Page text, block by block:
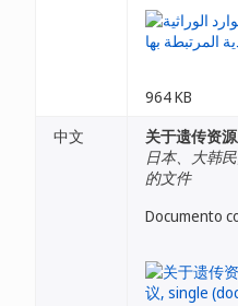
964 KB
中文
关于遗传资
日本、大韩
的文件
Documento